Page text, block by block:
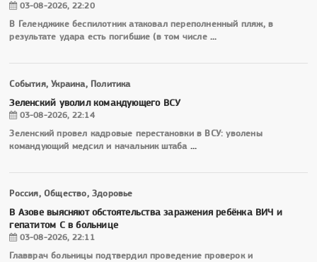
03-08-2026, 22:20
В Геленджике беспилотник атаковал переполненный пляж, в
результате удара есть погибшие (в том числе...
События, Украина, Политика
Зеленский уволил командующего ВСУ
03-08-2026, 22:14
Зеленский провел кадровые перестановки в ВСУ: уволены
командующий медсил и начальник штаба ...
Россия, Общество, Здоровье
В Азове выясняют обстоятельства заражения ребёнка ВИЧ и
гепатитом С в больнице
03-08-2026, 22:11
Главврач больницы подтвердил проведение проверок и